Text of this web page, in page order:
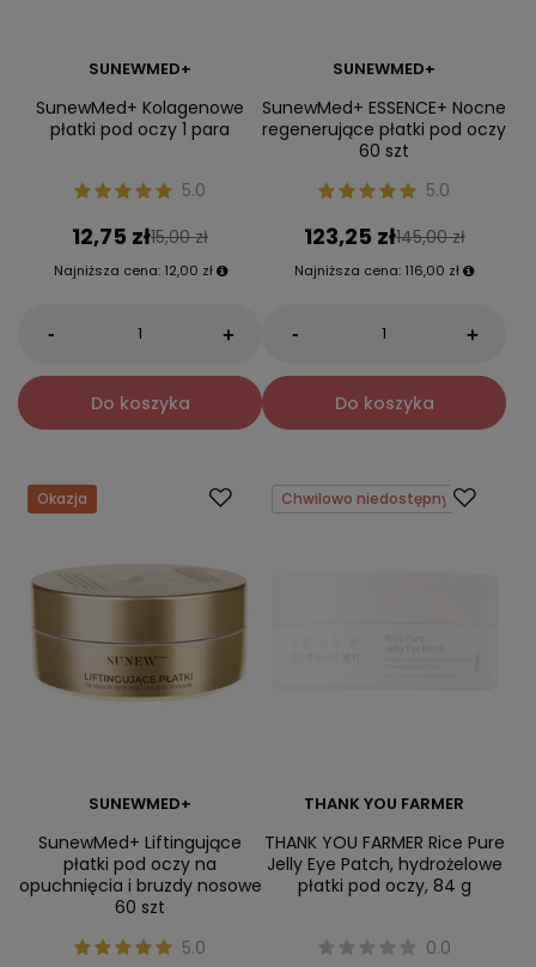
SUNEWMED+
SunewMed+ Kolagenowe
płatki pod oczy 1 para
5.0
12,75 zł15,00 zł
Najniższa cena: 12,00 zł
- +
Do koszyka
SUNEWMED+
SunewMed+ ESSENCE+ Nocne
regenerujące płatki pod oczy
60 szt
5.0
123,25 zł145,00 zł
Najniższa cena: 116,00 zł
- +
Do koszyka
Okazja
SUNEWMED+
SunewMed+ Liftingujące
płatki pod oczy na
opuchnięcia i bruzdy nosowe
60 szt
5.0
Chwilowo niedostępny
THANK YOU FARMER
THANK YOU FARMER Rice Pure
Jelly Eye Patch, hydrożelowe
płatki pod oczy, 84 g
0.0